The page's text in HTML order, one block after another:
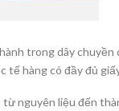
trong dây chuyền
hàng có đầy đủ
nguyên liệu đến